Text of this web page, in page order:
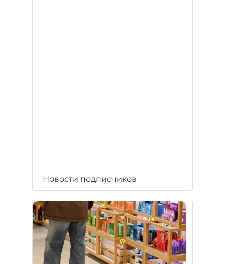
Новости подписчиков